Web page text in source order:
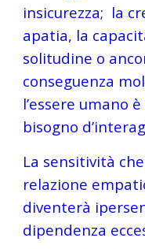
insicurezza;  la
apatia, la
solitudine o
conseguenza
l’essere umano
bisogno
La sensitività
relazione
diventerà
dipendenza